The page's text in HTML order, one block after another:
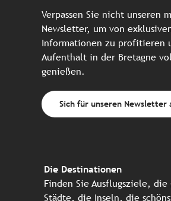
Verpassen Sie nicht unseren
Newsletter, um von
Informationen zu profitieren
Aufenthalt in der Bretagne
genießen.
Sich für unseren Newsletter
Die Destinationen
Finden Sie Ausflugsziele, die
Städte, die Inseln, die